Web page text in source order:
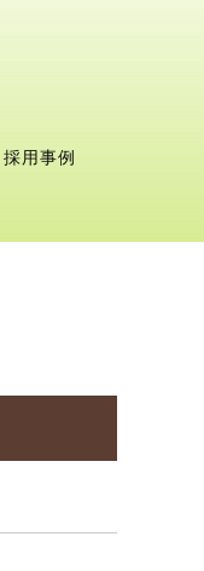
採用事例